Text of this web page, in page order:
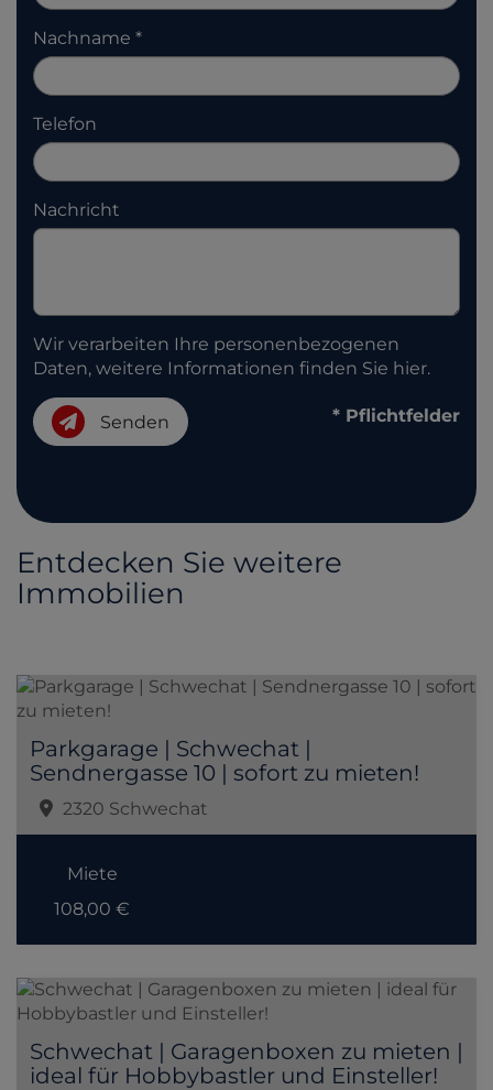
Nachname
Telefon
Nachricht
Wir verarbeiten Ihre personenbezogenen
Daten, weitere Informationen finden Sie hier.
Senden * Pflichtfelder
Entdecken Sie weitere
Immobilien
Parkgarage | Schwechat |
Sendnergasse 10 | sofort zu mieten!
2320 Schwechat
Miete
108,00 €
Schwechat | Garagenboxen zu mieten |
ideal für Hobbybastler und Einsteller!